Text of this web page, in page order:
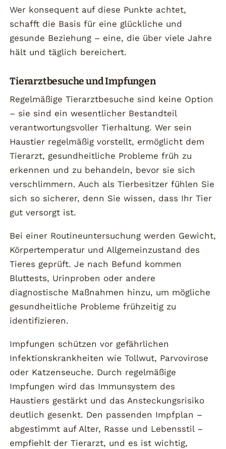
Wer konsequent auf diese Punkte achtet,
schafft die Basis für eine glückliche und
gesunde Beziehung – eine, die über viele Jahre
hält und täglich bereichert.
Tierarztbesuche und Impfungen
Regelmäßige Tierarztbesuche sind keine Option
– sie sind ein wesentlicher Bestandteil
verantwortungsvoller Tierhaltung. Wer sein
Haustier regelmäßig vorstellt, ermöglicht dem
Tierarzt, gesundheitliche Probleme früh zu
erkennen und zu behandeln, bevor sie sich
verschlimmern. Auch als Tierbesitzer fühlen Sie
sich so sicherer, denn Sie wissen, dass Ihr Tier
gut versorgt ist.
Bei einer Routineuntersuchung werden Gewicht,
Körpertemperatur und Allgemeinzustand des
Tieres geprüft. Je nach Befund kommen
Bluttests, Urinproben oder andere
diagnostische Maßnahmen hinzu, um mögliche
gesundheitliche Probleme frühzeitig zu
identifizieren.
Impfungen schützen vor gefährlichen
Infektionskrankheiten wie Tollwut, Parvovirose
oder Katzenseuche. Durch regelmäßige
Impfungen wird das Immunsystem des
Haustiers gestärkt und das Ansteckungsrisiko
deutlich gesenkt. Den passenden Impfplan –
abgestimmt auf Alter, Rasse und Lebensstil –
empfiehlt der Tierarzt, und es ist wichtig,